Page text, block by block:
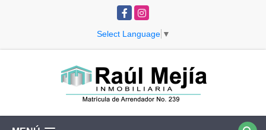
FacebookInstagram
Select Language ▼